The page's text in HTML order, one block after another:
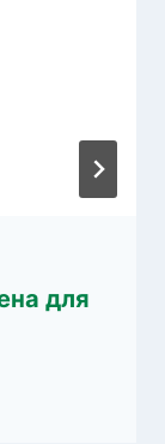
для